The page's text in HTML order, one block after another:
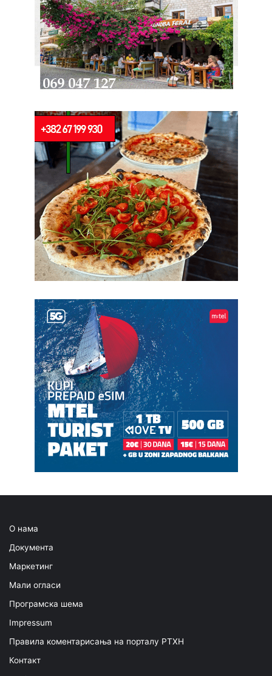
О нама
Документа
Маркетинг
Мали огласи
Програмска шема
Impressum
Правила коментарисања на порталу РТХН
Контакт